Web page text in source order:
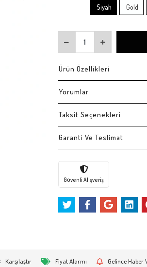
Siyah Gold
Ürün Özellikleri
Yorumlar
Taksit Seçenekleri
Garanti Ve Teslimat
Güvenli Alışveriş
Karşılaştır Fiyat Alarmı Gelince Haber